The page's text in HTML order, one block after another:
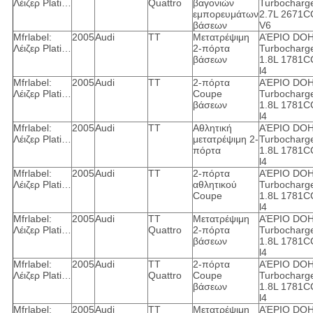
Λέιζερ Plati… Quattro
βαγονιών
εμπορευμάτων
βάσεων
2.7L
V6
Mfrlabel:
Λέιζερ Plati…
2005Audi TT
Μετατρέψιμη
2-πόρτα
βάσεων
ΑΈΡΙΟ
1.8L
l4
Mfrlabel:
Λέιζερ Plati…
2005Audi TT
2-πόρτα
Coupe
βάσεων
ΑΈΡΙΟ
1.8L
l4
Mfrlabel:
Λέιζερ Plati…
2005Audi TT
Αθλητική
μετατρέψιμη 2-
πόρτα
ΑΈΡΙΟ
1.8L
l4
Mfrlabel:
Λέιζερ Plati…
2005Audi TT
2-πόρτα
αθλητικού
Coupe
ΑΈΡΙΟ
1.8L
l4
Mfrlabel:
Λέιζερ Plati…
2005Audi
TT
Quattro
Μετατρέψιμη
2-πόρτα
βάσεων
ΑΈΡΙΟ
1.8L
l4
Mfrlabel:
Λέιζερ Plati…
2005Audi
TT
Quattro
2-πόρτα
Coupe
βάσεων
ΑΈΡΙΟ
1.8L
l4
Mfrlabel:
2005Audi
TT
Μετατρέψιμη
ΑΈΡΙΟ